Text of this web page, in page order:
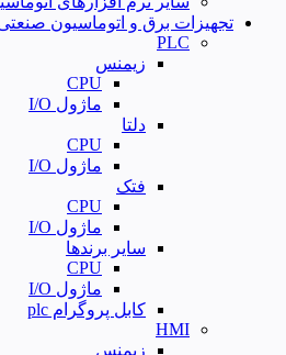
تجهیزات برق و اتوماسیون
PLC
زیمنس
CPU
ماژول I/O
دلتا
CPU
ماژول I/O
فتک
CPU
ماژول I/O
سایر برندها
CPU
ماژول I/O
کابل پروگرام plc
HMI
زیمنس